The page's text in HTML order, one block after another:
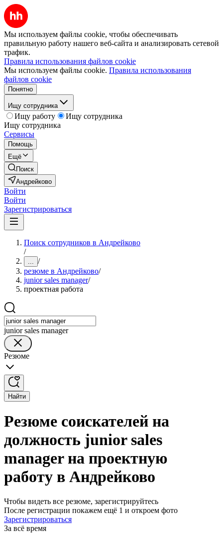
Мы используем файлы cookie, чтобы обеспечивать
правильную работу нашего веб-сайта и анализировать сетевой
трафик.
Правила использования файлов cookie
Мы используем файлы cookie. Правила использования
файлов cookie
Понятно
Ищу сотрудника
Ищу работу
Ищу сотрудника
Ищу сотрудника
Сервисы
Помощь
Ещё
Поиск
Андрейково
Войти
Войти
Зарегистрироваться
Поиск сотрудников в Андрейково
/
... /
резюме в Андрейково/
junior sales manager/
проектная работа
junior sales manager
Резюме
Найти
Резюме соискателей на
должность junior sales
manager на проектную
работу в Андрейково
Чтобы видеть все резюме, зарегистрируйтесь
После регистрации покажем ещё 1 и откроем фото
Зарегистрироваться
За всё время